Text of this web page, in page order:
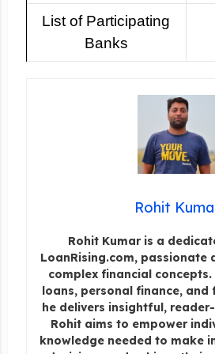
List of Participating
Banks
Rohit
Rohit Kumar is a
LoanRising.com, passionate
complex financial
loans, personal finance, and
he delivers insightful,
Rohit aims to empower
knowledge needed to make